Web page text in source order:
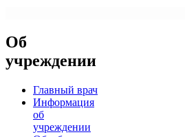
Об
учреждении
Главный врач
Информация
об
учреждении